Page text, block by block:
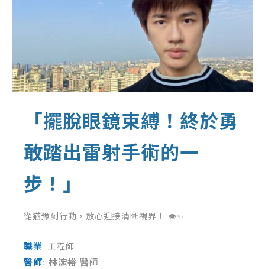
「擺脫眼鏡束縛！終於勇
敢踏出雷射手術的一
步！」
從猶豫到行動，放心迎接清晰視界！ 👁✨
職業: 工程師
醫師: 林浤裕 醫師